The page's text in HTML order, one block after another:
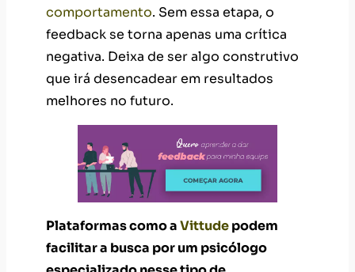
comportamento. Sem essa etapa, o
feedback se torna apenas uma crítica
negativa. Deixa de ser algo construtivo
que irá desencadear em resultados
melhores no futuro.
Plataformas como aVittudepodem
facilitar a busca por um psicólogo